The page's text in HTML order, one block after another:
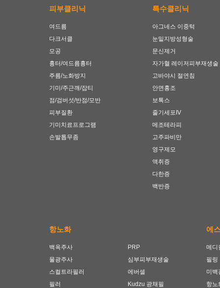
피부클리닉
여드름
다크서클
모공
흉터/여드름흉터
주름/노화방지
기미/주근깨/잡티
점/검버섯/반점/모반
피부질환
기미치료프로그램
손발톱무좀
특수클리닉
아그네스 이중턱
눈밑지방성형술
문신제거
자가혈 레이저피부재생술
고바야시 절연침
안면홍조
보톡스
줄기세포IV
메조테라피
고주파비만
영구제모
액취증
다한증
백반증
항노화
백옥주사
물광주사
스컬트라필러
필러
PRP
심부피부재생술
에버셀
Kudzu 광채필
에
메디
필링
미백
항노